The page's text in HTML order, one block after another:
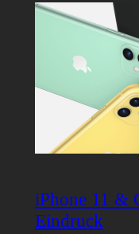
iPhone 11 &
Eindruck